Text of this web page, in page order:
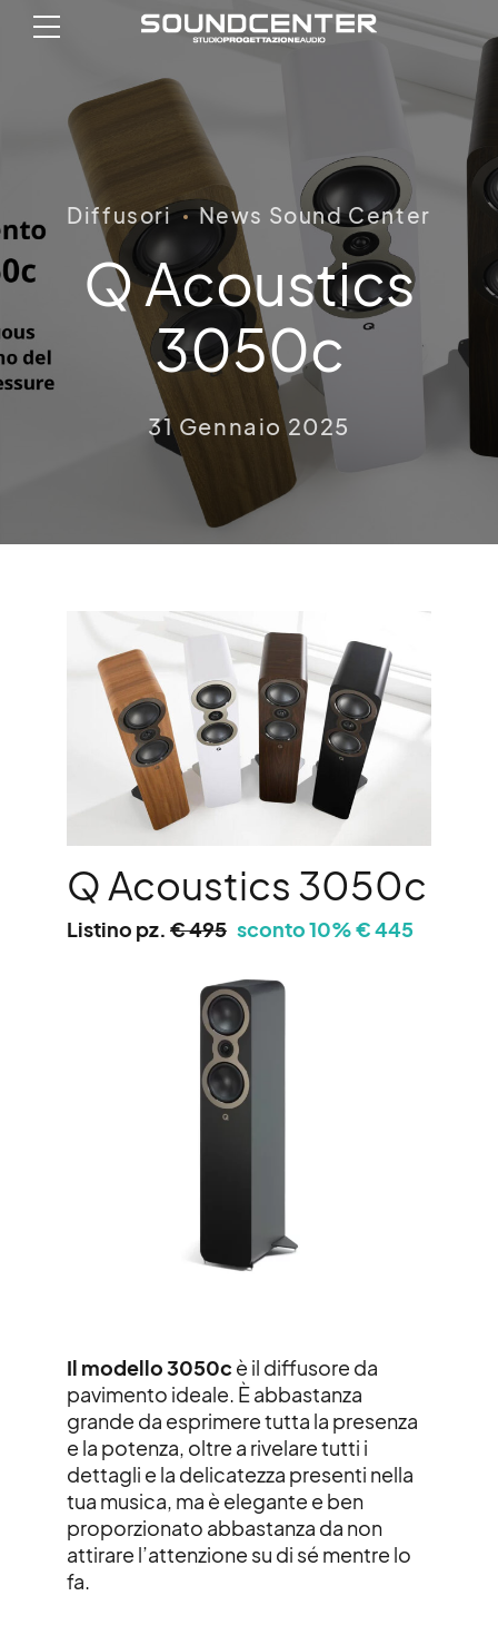
Diffusori News Sound Center
Q Acoustics
3050c
31 Gennaio 2025
Q Acoustics 3050c
Listino pz. € 495 sconto 10% € 445
Il modello 3050c è il diffusore da
pavimento ideale. È abbastanza
grande da esprimere tutta la presenza
e la potenza, oltre a rivelare tutti i
dettagli e la delicatezza presenti nella
tua musica, ma è elegante e ben
proporzionato abbastanza da non
attirare l’attenzione su di sé mentre lo
fa.